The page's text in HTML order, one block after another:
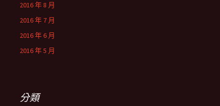
2016 年 8 月
2016 年 7 月
2016 年 6 月
2016 年 5 月
分類